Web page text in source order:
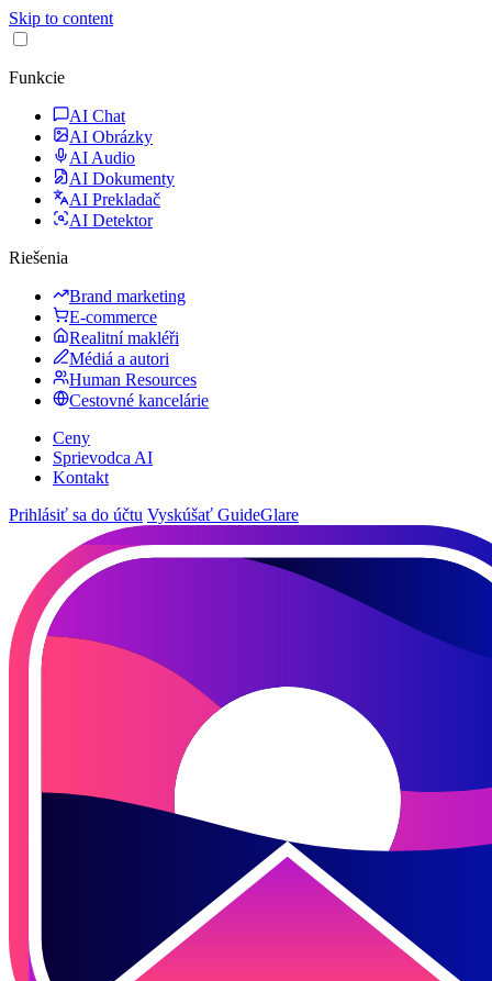
Skip to content
Funkcie
AI Chat
AI Obrázky
AI Audio
AI Dokumenty
AI Prekladač
AI Detektor
Riešenia
Brand marketing
E-commerce
Realitní makléři
Médiá a autori
Human Resources
Cestovné kancelárie
Ceny
Sprievodca AI
Kontakt
Prihlásiť sa do účtu Vyskúšať GuideGlare